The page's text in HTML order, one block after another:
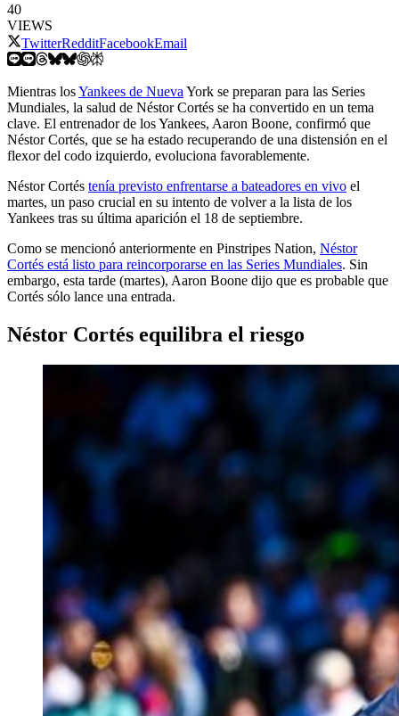
40
VIEWS
TwitterRedditFacebookEmail
Mientras losYankees de Nueva York se preparan para las Series
Mundiales, la salud de Néstor Cortés se ha convertido en un tema
clave. El entrenador de los Yankees, Aaron Boone, confirmó que
Néstor Cortés, que se ha estado recuperando de una distensión en el
flexor del codo izquierdo, evoluciona favorablemente.
Néstor Cortés tenía previsto enfrentarse a bateadores en vivo el
martes, un paso crucial en su intento de volver a la lista de los
Yankees tras su última aparición el 18 de septiembre.
Como se mencionó anteriormente en Pinstripes Nation, Néstor
Cortés está listo para reincorporarse en las Series Mundiales. Sin
embargo, esta tarde (martes), Aaron Boone dijo que es probable que
Cortés sólo lance una entrada.
Néstor Cortés equilibra el riesgo